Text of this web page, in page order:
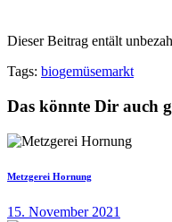
Dieser Beitrag entält
Tags: biogemüsemarkt
Das könnte Dir auch
Metzgerei Hornung
15. November 2021